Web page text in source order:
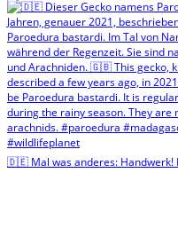
🇩🇪 Mal was anderes: Handwerk!